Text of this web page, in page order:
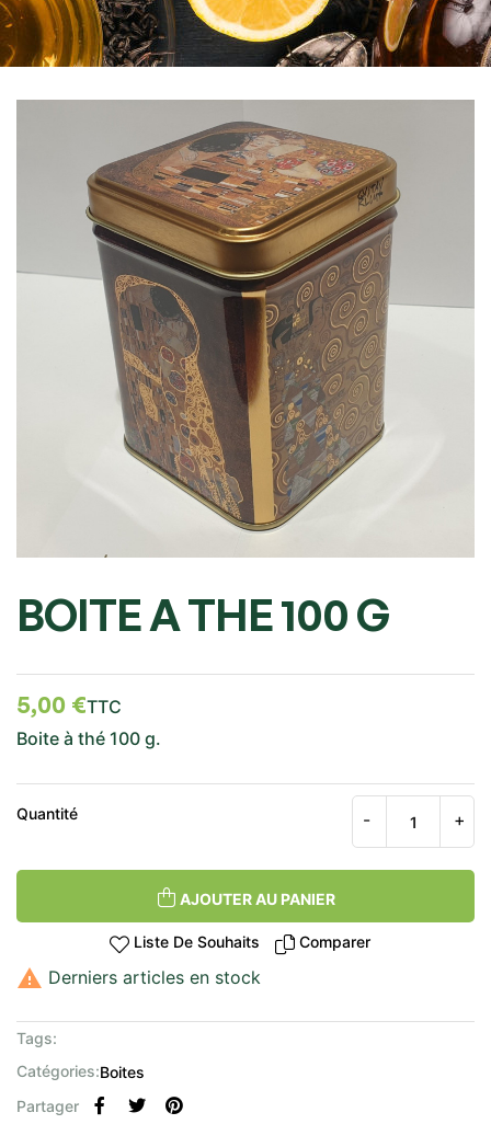
BOITE A THE 100 G
5,00 €TTC
Boite à thé 100 g.
Quantité
AJOUTER AU PANIER
Liste De Souhaits Comparer
 Derniers articles en stock
Tags:
Catégories:Boites
Partager